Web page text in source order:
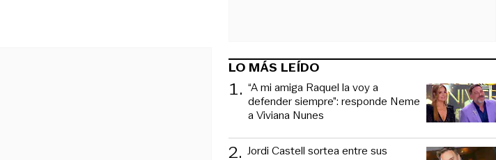
LO MÁS LEÍDO
1. “A mi amiga Raquel la voy a
defender siempre”: responde Neme
a Viviana Nunes
2. Jordi Castell sortea entre sus